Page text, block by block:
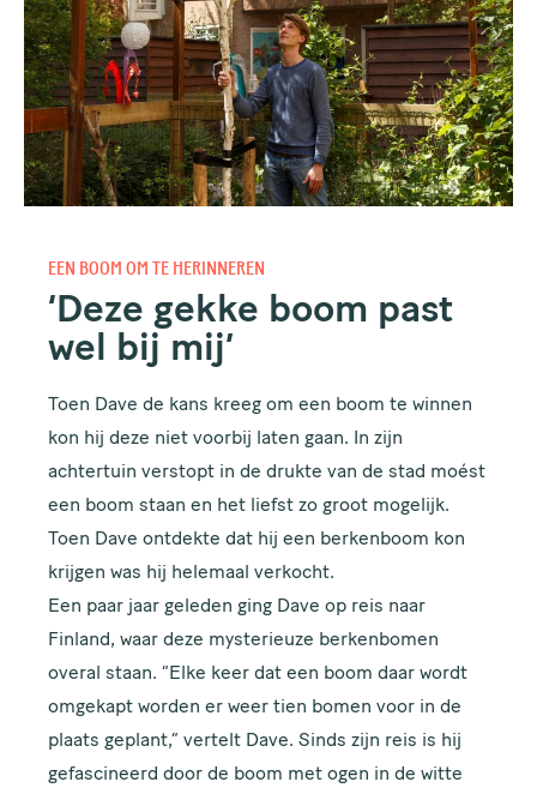
EEN BOOM OM TE HERINNEREN
‘Deze gekke boom past
wel bij mij’
Toen Dave de kans kreeg om een boom te winnen
kon hij deze niet voorbij laten gaan. In zijn
achtertuin verstopt in de drukte van de stad moést
een boom staan en het liefst zo groot mogelijk.
Toen Dave ontdekte dat hij een berkenboom kon
krijgen was hij helemaal verkocht.
Een paar jaar geleden ging Dave op reis naar
Finland, waar deze mysterieuze berkenbomen
overal staan. “Elke keer dat een boom daar wordt
omgekapt worden er weer tien bomen voor in de
plaats geplant,” vertelt Dave. Sinds zijn reis is hij
gefascineerd door de boom met ogen in de witte